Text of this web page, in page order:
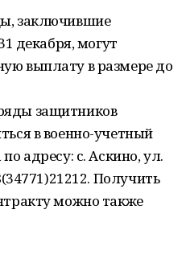
заключившие
декабря, могут
выплату в размере до
защитников
в военно-учетный
адресу: с. Аскино, ул.
Получить
можно также